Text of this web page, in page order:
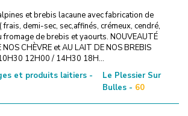
et brebis lacaune avec fabrication de
demi-sec, sec,affinés, crémeux, cendré,
fromage de brebis et yaourts. NOUVEAUTÉ
CHÈVRE et AU LAIT DE NOS BREBIS
12H00 / 14H30 18H...
et produits laitiers -
Le Plessier Sur
Bulles - 60